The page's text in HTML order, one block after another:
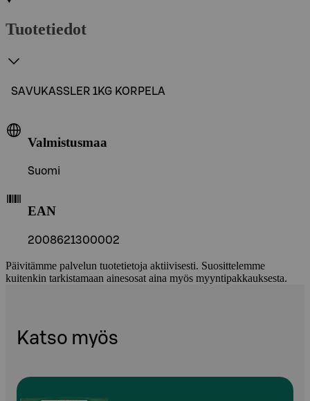
Tuotetiedot
SAVUKASSLER 1KG KORPELA
Valmistusmaa
Suomi
EAN
2008621300002
Päivitämme palvelun tuotetietoja aktiivisesti. Suosittelemme
kuitenkin tarkistamaan ainesosat aina myös myyntipakkauksesta.
Katso myös